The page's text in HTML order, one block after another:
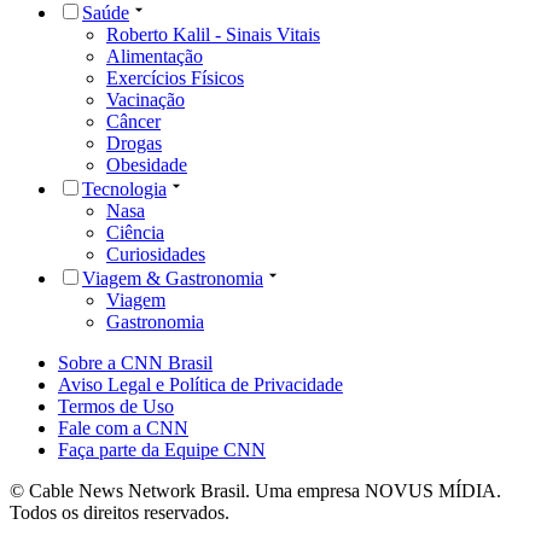
Saúde
Roberto Kalil - Sinais Vitais
Alimentação
Exercícios Físicos
Vacinação
Câncer
Drogas
Obesidade
Tecnologia
Nasa
Ciência
Curiosidades
Viagem & Gastronomia
Viagem
Gastronomia
Sobre a CNN Brasil
Aviso Legal e Política de Privacidade
Termos de Uso
Fale com a CNN
Faça parte da Equipe CNN
© Cable News Network Brasil. Uma empresa NOVUS MÍDIA.
Todos os direitos reservados.